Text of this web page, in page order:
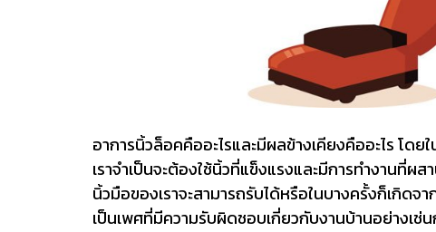
อาการนิ้วล็อคคืออะไรและมีผลข้างเคียงคืออะไร โด
เราจำเป็นจะต้องใช้นิ้วที่แข็งแรงและมีการทำงานที่
นิ้วมือของเราจะสามารถรับได้หรือในบางครั้งก็เกิด
เป็นเพศที่มีความรับผิดชอบเกี่ยวกับงานบ้านอย่างเช่